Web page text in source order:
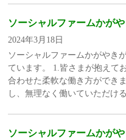
ソーシャルファームかが
2024年3月18日
ソーシャルファームかがやき
ています。 1.皆さまが抱えて
合わせた柔軟な働き方ができ
し、無理なく働いていただけ
ソーシャルファームかが